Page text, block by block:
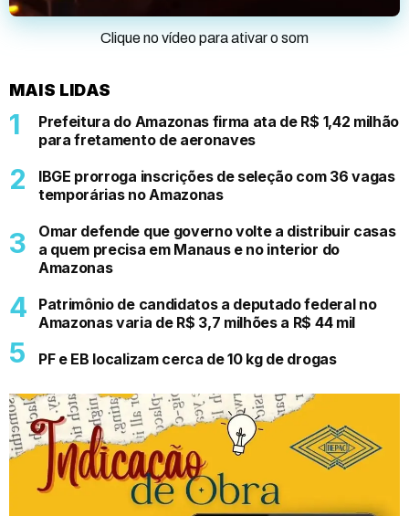
Clique no vídeo para ativar o som
MAIS LIDAS
Prefeitura do Amazonas firma ata de R$ 1,42 milhão
para fretamento de aeronaves
IBGE prorroga inscrições de seleção com 36 vagas
temporárias no Amazonas
Omar defende que governo volte a distribuir casas
a quem precisa em Manaus e no interior do
Amazonas
Patrimônio de candidatos a deputado federal no
Amazonas varia de R$ 3,7 milhões a R$ 44 mil
PF e EB localizam cerca de 10 kg de drogas